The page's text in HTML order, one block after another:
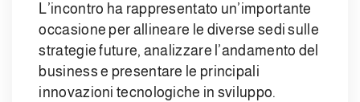
L’incontro ha rappresentato un’importante
occasione per allineare le diverse sedi sulle
strategie future, analizzare l’andamento del
business e presentare le principali
innovazioni tecnologiche in sviluppo.